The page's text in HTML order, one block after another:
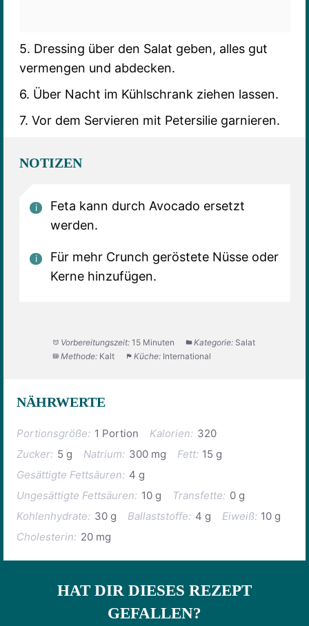
5. Dressing über den Salat geben, alles gut
vermengen und abdecken.
6. Über Nacht im Kühlschrank ziehen lassen.
7. Vor dem Servieren mit Petersilie garnieren.
NOTIZEN
Feta kann durch Avocado ersetzt
werden.
Für mehr Crunch geröstete Nüsse oder
Kerne hinzufügen.
Vorbereitungszeit: 15 Minuten Kategorie: Salat
Methode: Kalt Küche: International
NÄHRWERTE
Portionsgröße: 1 Portion Kalorien: 320
Zucker: 5 g Natrium: 300 mg Fett: 15 g
Gesättigte Fettsäuren: 4 g
Ungesättigte Fettsäuren: 10 g Transfette: 0 g
Kohlenhydrate: 30 g Ballaststoffe: 4 g Eiweiß: 10 g
Cholesterin: 20 mg
HAT DIR DIESES REZEPT
GEFALLEN?